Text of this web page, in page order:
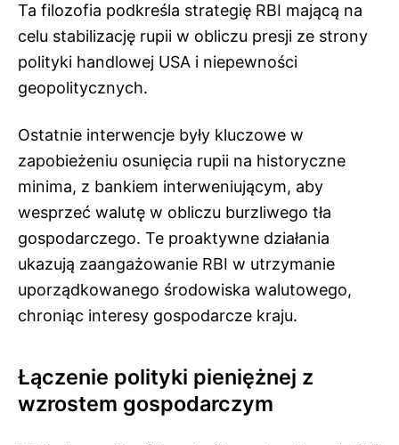
Ta filozofia podkreśla strategię RBI mającą na
celu stabilizację rupii w obliczu presji ze strony
polityki handlowej USA i niepewności
geopolitycznych.
Ostatnie interwencje były kluczowe w
zapobieżeniu osunięcia rupii na historyczne
minima, z bankiem interweniującym, aby
wesprzeć walutę w obliczu burzliwego tła
gospodarczego. Te proaktywne działania
ukazują zaangażowanie RBI w utrzymanie
uporządkowanego środowiska walutowego,
chroniąc interesy gospodarcze kraju.
Łączenie polityki pieniężnej z
wzrostem gospodarczym